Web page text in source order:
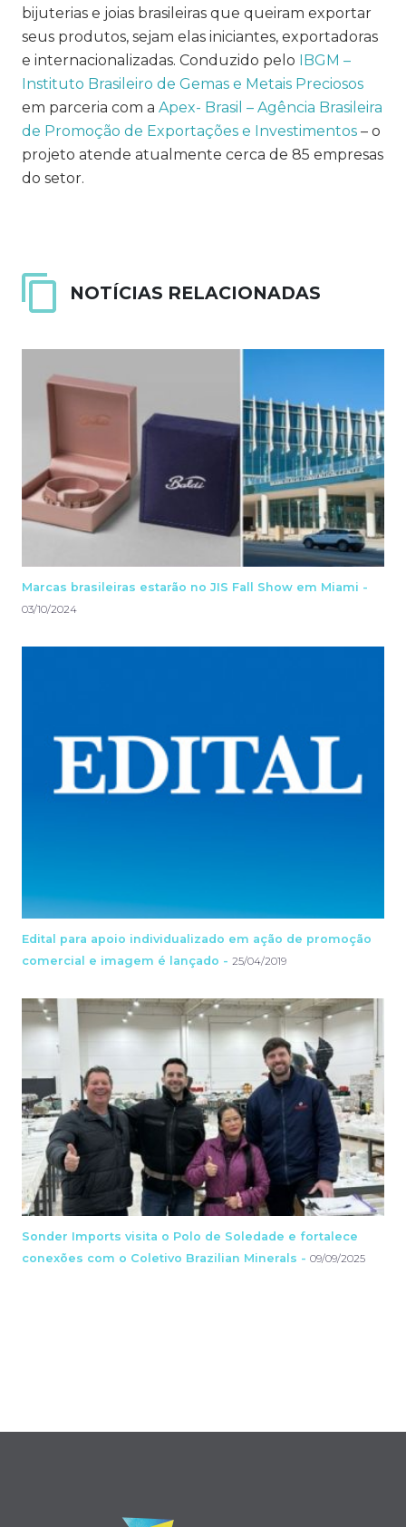
bijuterias e joias brasileiras que queiram exportar
seus produtos, sejam elas iniciantes, exportadoras
e internacionalizadas. Conduzido pelo IBGM –
Instituto Brasileiro de Gemas e Metais Preciosos
em parceria com a Apex- Brasil – Agência Brasileira
de Promoção de Exportações e Investimentos – o
projeto atende atualmente cerca de 85 empresas
do setor.
NOTÍCIAS RELACIONADAS
Marcas brasileiras estarão no JIS Fall Show em Miami -
03/10/2024
Edital para apoio individualizado em ação de promoção
comercial e imagem é lançado - 25/04/2019
Sonder Imports visita o Polo de Soledade e fortalece
conexões com o Coletivo Brazilian Minerals - 09/09/2025